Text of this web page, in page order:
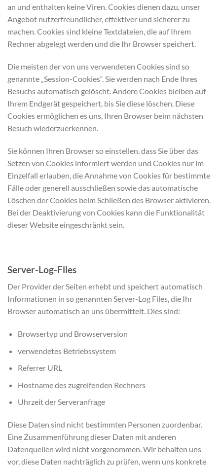
an und enthalten keine Viren. Cookies dienen dazu, unser
Angebot nutzerfreundlicher, effektiver und sicherer zu
machen. Cookies sind kleine Textdateien, die auf Ihrem
Rechner abgelegt werden und die Ihr Browser speichert.
Die meisten der von uns verwendeten Cookies sind so
genannte „Session-Cookies“. Sie werden nach Ende Ihres
Besuchs automatisch gelöscht. Andere Cookies bleiben auf
Ihrem Endgerät gespeichert, bis Sie diese löschen. Diese
Cookies ermöglichen es uns, Ihren Browser beim nächsten
Besuch wiederzuerkennen.
Sie können Ihren Browser so einstellen, dass Sie über das
Setzen von Cookies informiert werden und Cookies nur im
Einzelfall erlauben, die Annahme von Cookies für bestimmte
Fälle oder generell ausschließen sowie das automatische
Löschen der Cookies beim Schließen des Browser aktivieren.
Bei der Deaktivierung von Cookies kann die Funktionalität
dieser Website eingeschränkt sein.
Server-Log-Files
Der Provider der Seiten erhebt und speichert automatisch
Informationen in so genannten Server-Log Files, die Ihr
Browser automatisch an uns übermittelt. Dies sind:
Browsertyp und Browserversion
verwendetes Betriebssystem
Referrer URL
Hostname des zugreifenden Rechners
Uhrzeit der Serveranfrage
Diese Daten sind nicht bestimmten Personen zuordenbar.
Eine Zusammenführung dieser Daten mit anderen
Datenquellen wird nicht vorgenommen. Wir behalten uns
vor, diese Daten nachträglich zu prüfen, wenn uns konkrete